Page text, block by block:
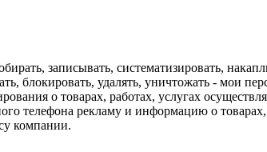
записывать, систематизировать,
блокировать, удалять, уничтожать - мои
о товарах, работах, услугах
телефона рекламу и информацию о товарах,
компании.